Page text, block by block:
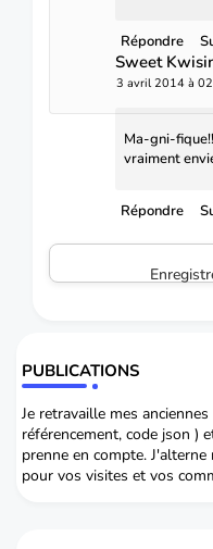
Répondre
Sweet
3 avril 2014 à
Ma-gni-
vraiment
Répondre
PUBLICATIONS
Je retravaille mes
référencement, code json )
prenne en compte.
pour vos visites et vos